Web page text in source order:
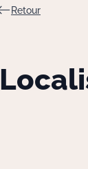
Retour